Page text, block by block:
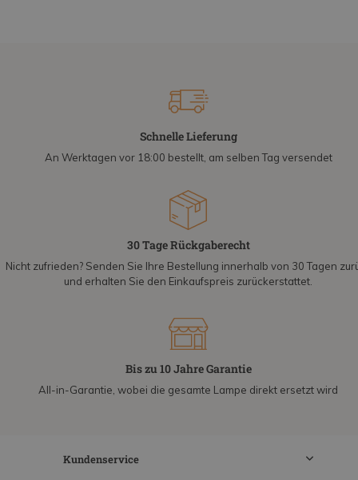
Schnelle Lieferung
An Werktagen vor 18:00 bestellt, am selben Tag versendet
30 Tage Rückgaberecht
Nicht zufrieden? Senden Sie Ihre Bestellung innerhalb von 30 Tagen
und erhalten Sie den Einkaufspreis zurückerstattet.
Bis zu 10 Jahre Garantie
All-in-Garantie, wobei die gesamte Lampe direkt ersetzt wird
Kundenservice